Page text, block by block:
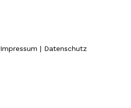
Impressum | Datenschutz